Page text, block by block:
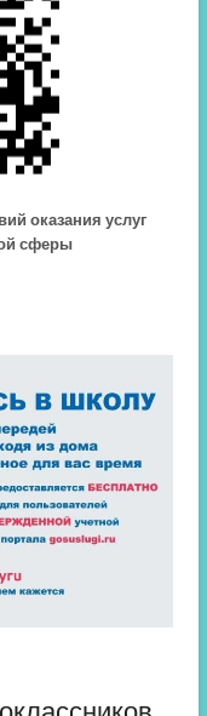
оказания услуг
сферы